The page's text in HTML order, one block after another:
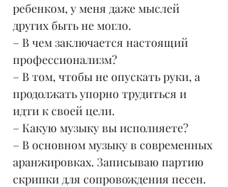
ребенком, у меня даже мыслей
других быть не могло.
– В чем заключается настоящий
профессионализм?
– В том, чтобы не опускать руки, а
продолжать упорно трудиться и
идти к своей цели.
– Какую музыку вы исполняете?
– В основном музыку в современных
аранжировках. Записываю партию
скрипки для сопровождения песен.